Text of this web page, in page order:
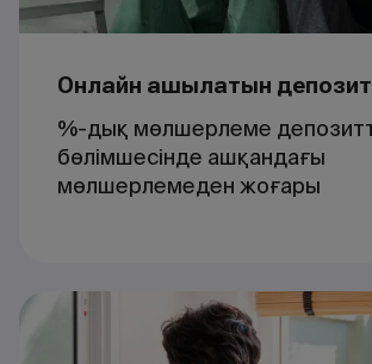
Онлайн ашылатын депозит
%-дық мөлшерлеме
бөлімшесінде ашқандағы
мөлшерлемеден жоғары